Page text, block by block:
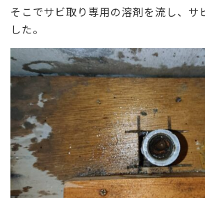
そこでサビ取り専用の溶剤を流し、サ
した。